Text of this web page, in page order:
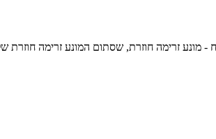
זרימה חוזרת, שסתום המונע זרימה חוזרת